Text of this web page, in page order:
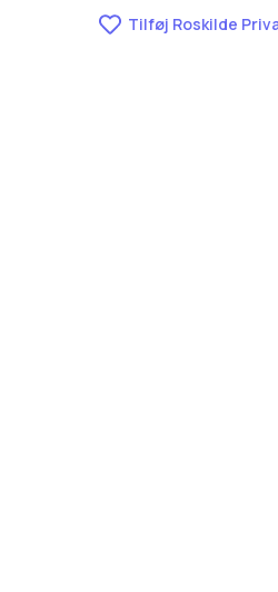
Tilføj Roskilde